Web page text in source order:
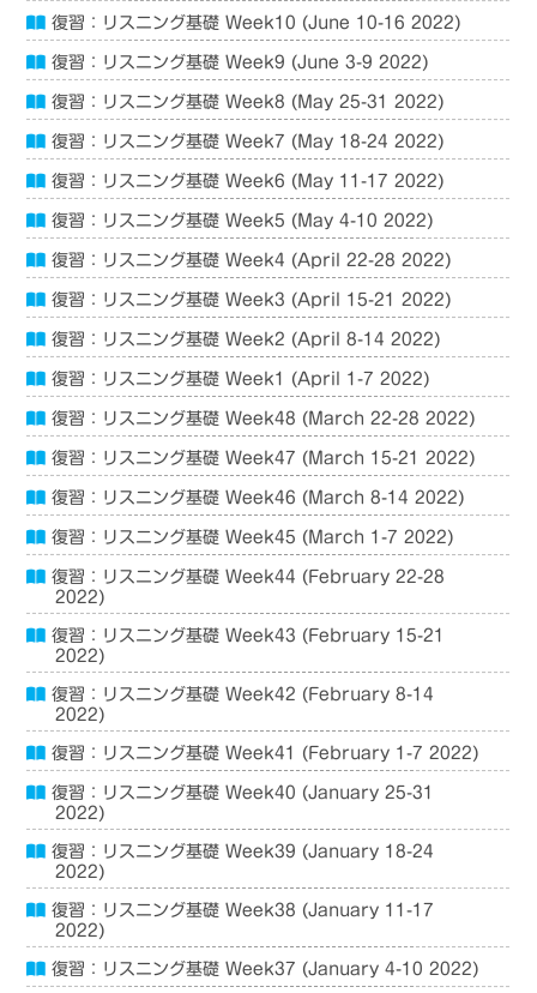
復習：リスニング基礎 Week10 (June 10-16 2022)
復習：リスニング基礎 Week9 (June 3-9 2022)
復習：リスニング基礎 Week8 (May 25-31 2022)
復習：リスニング基礎 Week7 (May 18-24 2022)
復習：リスニング基礎 Week6 (May 11-17 2022)
復習：リスニング基礎 Week5 (May 4-10 2022)
復習：リスニング基礎 Week4 (April 22-28 2022)
復習：リスニング基礎 Week3 (April 15-21 2022)
復習：リスニング基礎 Week2 (April 8-14 2022)
復習：リスニング基礎 Week1 (April 1-7 2022)
復習：リスニング基礎 Week48 (March 22-28 2022)
復習：リスニング基礎 Week47 (March 15-21 2022)
復習：リスニング基礎 Week46 (March 8-14 2022)
復習：リスニング基礎 Week45 (March 1-7 2022)
復習：リスニング基礎 Week44 (February 22-28
2022)
復習：リスニング基礎 Week43 (February 15-21
2022)
復習：リスニング基礎 Week42 (February 8-14
2022)
復習：リスニング基礎 Week41 (February 1-7 2022)
復習：リスニング基礎 Week40 (January 25-31
2022)
復習：リスニング基礎 Week39 (January 18-24
2022)
復習：リスニング基礎 Week38 (January 11-17
2022)
復習：リスニング基礎 Week37 (January 4-10 2022)